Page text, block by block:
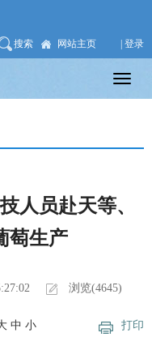
搜索 网站主页 | 登录
人员赴天等、
萄生产
浏览(4645)
打印
中 小